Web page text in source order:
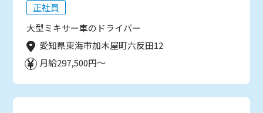
正社員
大型ミキサー車のドライバー
愛知県東海市加木屋町六反田12
月給297,500円～